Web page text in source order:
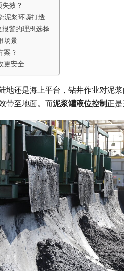
效？
泥浆环境打造
警的理想选择
场景
案？
更安全
是海上平台，钻井作业对泥浆
带至地面。而泥浆罐液位控制正